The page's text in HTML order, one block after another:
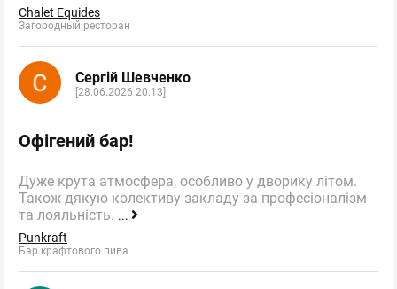
Chalet Equides
Загородный ресторан
Сергій Шевченко
[28.06.2026 20:13]
Офігений бар!
Дуже крута атмосфера, особливо у дворику літом.
Також дякую колективу закладу за професіоналізм
та лояльність. ...
Punkraft
Бар крафтового пива